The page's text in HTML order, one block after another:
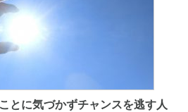
とに気づかずチャンスを逃す人